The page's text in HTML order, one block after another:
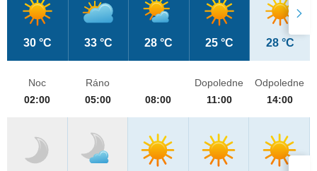
30 °C 33 °C 28 °C 25 °C 28 °C
Noc
02:00
Ráno
05:00
08:00
Dopoledne
11:00
Odpoledne
14:00